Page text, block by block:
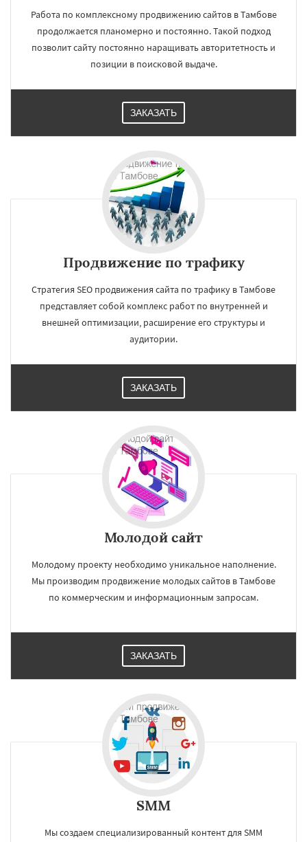
Работа по комплексному продвижению сайтов в Тамбове
продолжается планомерно и постоянно. Такой подход
позволит сайту постоянно наращивать авторитетность и
позиции в поисковой выдаче.
ЗАКАЗАТЬ
Продвижение по трафику
Стратегия SEO продвижения сайта по трафику в Тамбове
представляет собой комплекс работ по внутренней и
внешней оптимизации, расширение его структуры и
аудитории.
ЗАКАЗАТЬ
Молодой сайт
Молодому проекту необходимо уникальное наполнение.
Мы производим продвижение молодых сайтов в Тамбове
по коммерческим и информационным запросам.
ЗАКАЗАТЬ
SMM
Мы создаем специализированный контент для SMM